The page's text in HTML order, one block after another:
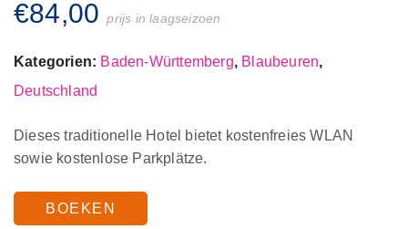
€84,00 prijs in laagseizoen
Kategorien: Baden-Württemberg, Blaubeuren,
Deutschland
Dieses traditionelle Hotel bietet kostenfreies WLAN
sowie kostenlose Parkplätze.
BOEKEN